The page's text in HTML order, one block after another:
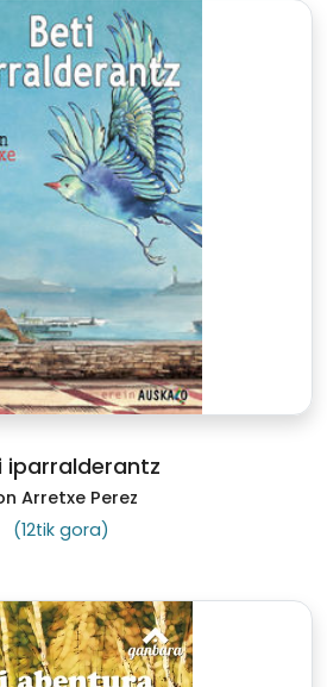
iparralderantz
Arretxe Perez
(12tik gora)